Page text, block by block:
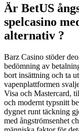
Är BetUS
spelcasino
alternativ ?
Barz Casino stöder
bedömning av
bort insättning och ta
vapenplattformen
Visa och Mastercard,
och modernt typsnitt
dygnet runt täckning
med ångströmsenhet